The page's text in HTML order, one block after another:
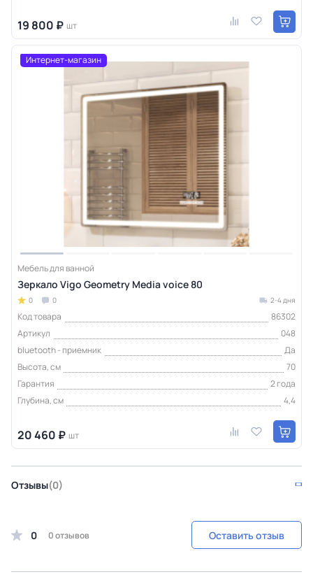
19 800 ₽ шт
Интернет-магазин
Мебель для ванной
Зеркало Vigo Geometry Media voice 80
0 0 2-4 дня
Код товара
86302
Артикул
048
bluetooth - приемник
Да
Высота, см
70
Гарантия
2 года
Глубина, см
4,4
20 460 ₽ шт
Отзывы(0)
0 0 отзывов Оставить отзыв